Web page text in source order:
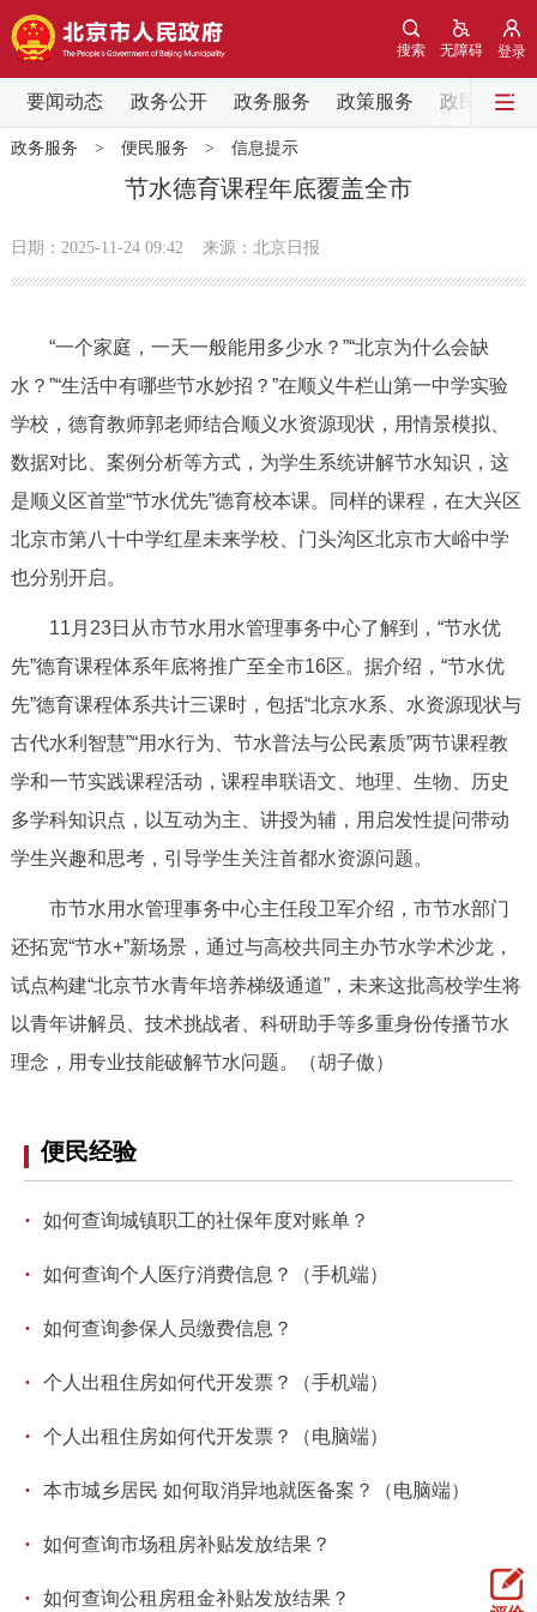
登录
无障碍
搜索
要闻动态 政务公开 政务服务 政策服务 政民互动
要闻动态
党中央精神 国务院信息
政务公开
市领导 机构职能 政策服务
政策兑现 政策解读 回应关切
决策公开
政务服务
中介服务 阳光政务
12345网上接诉即办 我要咨询 我要建议
参与调查 在线访谈 图说互动
北京概况
绿色北京 图说北京
多语种
ENGLISH 한국어
ESPAÑOL العربية PORTUGUÊS
ITALIANO
政务服务 > 便民服务 > 信息提示
节水德育课程年底覆盖全市
日期：2025-11-24 09:42 来源：北京日报
“一个家庭，一天一般能用多少水？”“北京为什么会缺
水？”“生活中有哪些节水妙招？”在顺义牛栏山第一中学实验
学校，德育教师郭老师结合顺义水资源现状，用情景模拟、
数据对比、案例分析等方式，为学生系统讲解节水知识，这
是顺义区首堂“节水优先”德育校本课。同样的课程，在大兴区
北京市第八十中学红星未来学校、门头沟区北京市大峪中学
也分别开启。
11月23日从市节水用水管理事务中心了解到，“节水优
先”德育课程体系年底将推广至全市16区。据介绍，“节水优
先”德育课程体系共计三课时，包括“北京水系、水资源现状与
古代水利智慧”“用水行为、节水普法与公民素质”两节课程教
学和一节实践课程活动，课程串联语文、地理、生物、历史
多学科知识点，以互动为主、讲授为辅，用启发性提问带动
学生兴趣和思考，引导学生关注首都水资源问题。
市节水用水管理事务中心主任段卫军介绍，市节水部门
还拓宽“节水+”新场景，通过与高校共同主办节水学术沙龙，
试点构建“北京节水青年培养梯级通道”，未来这批高校学生将
以青年讲解员、技术挑战者、科研助手等多重身份传播节水
理念，用专业技能破解节水问题。（胡子傲）
便民经验
· 如何查询城镇职工的社保年度对账单？
· 如何查询个人医疗消费信息？（手机端）
· 如何查询参保人员缴费信息？
· 个人出租住房如何代开发票？（手机端）
· 个人出租住房如何代开发票？（电脑端）
· 本市城乡居民 如何取消异地就医备案？（电脑端）
· 如何查询市场租房补贴发放结果？
· 如何查询公租房租金补贴发放结果？